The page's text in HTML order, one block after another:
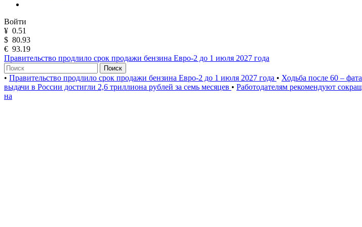
Войти
¥ 0.51
$ 80.93
€ 93.19
Правительство продлило срок продажи бензина Евро-2 до 1 июля 2027 года
Поиск
• Правительство продлило срок продажи бензина Евро-2 до 1 июля 2027 года • Ходьба после 60 –
выдачи в России достигли 2,6 триллиона рублей за семь месяцев • Работодателям рекомендуют
на